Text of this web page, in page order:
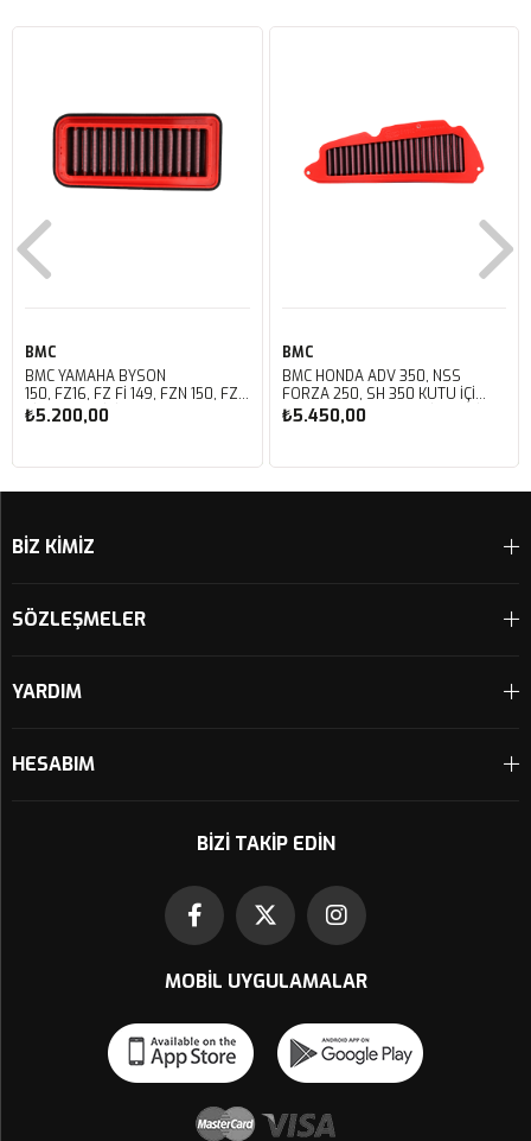
BMC
BMC YAMAHA BYSON
150, FZ16, FZ FI 149, FZN 150, FZS
FI V3 KUTU İÇİ PERFORMANS
HAVA FİLTRESİ FM01147
₺5.200,00
BMC
BMC HONDA ADV 350, NSS
FORZA 250, SH 350 KUTU İÇİ
PERFORMANS HAVA FİLTRESİ
₺5.450,00
BİZ KİMİZ
SÖZLEŞMELER
YARDIM
HESABIM
BIZI TAKIP EDIN
MOBIL UYGULAMALAR